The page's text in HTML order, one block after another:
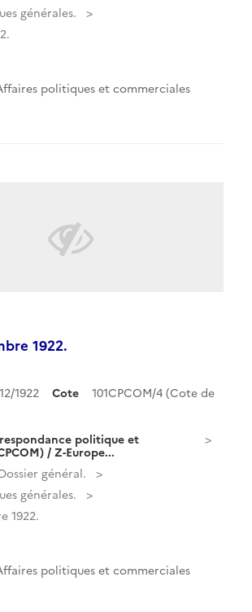
générales.
politiques et commerciales
1922.
1922 Cote
101CPCOM/4 (Cote de
politique et
/ Z-Europe...
général.
générales.
1922.
politiques et commerciales